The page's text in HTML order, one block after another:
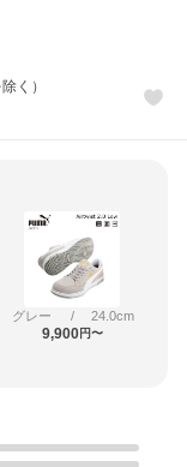
く）
グレー / 24.0cm
9,900円〜